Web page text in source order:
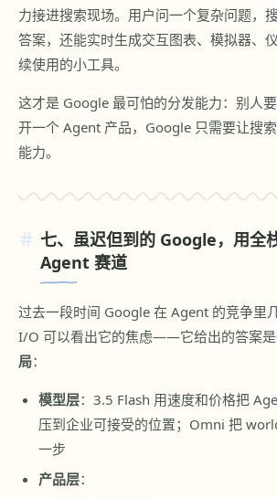
力接进搜索现场。用户问一个复杂问题，
答案，还能实时生成交互图表、模拟器、
续使用的小工具。
这才是 Google 最可怕的分发能力：别人
开一个 Agent 产品，Google 只需要让搜
能力。
七、虽迟但到的 Google，用全
Agent 赛道
过去一段时间 Google 在 Agent 的竞争里
I/O 可以看出它的焦虑——它给出的答案是
局：
模型层：3.5 Flash 用速度和价格把
压到企业可接受的位置；Omni 把
一步
产品层：